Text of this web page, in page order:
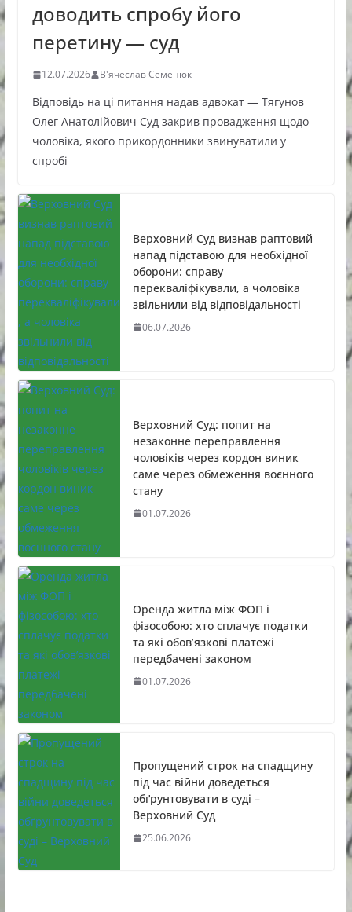
доводить спробу його
перетину — суд
12.07.2026 В'ячеслав Семенюк
Відповідь на ці питання надав адвокат — Тягунов
Олег Анатолійович Суд закрив провадження щодо
чоловіка, якого прикордонники звинуватили у
спробі
Верховний Суд визнав раптовий
напад підставою для необхідної
оборони: справу
перекваліфікували, а чоловіка
звільнили від відповідальності
06.07.2026
Верховний Суд: попит на
незаконне переправлення
чоловіків через кордон виник
саме через обмеження воєнного
стану
01.07.2026
Оренда житла між ФОП і
фізособою: хто сплачує податки
та які обов’язкові платежі
передбачені законом
01.07.2026
Пропущений строк на спадщину
під час війни доведеться
обґрунтовувати в суді –
Верховний Суд
25.06.2026